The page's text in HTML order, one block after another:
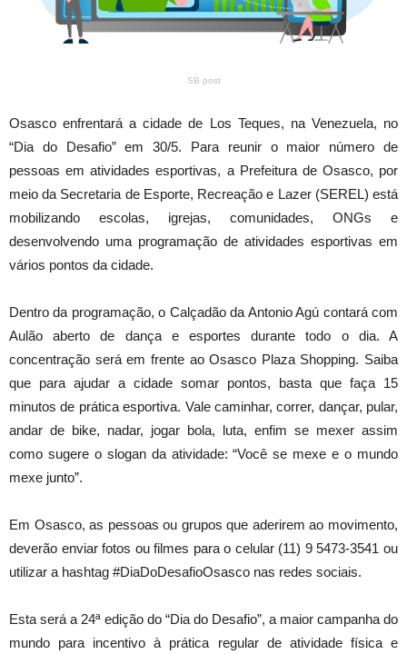
SB post
Osasco enfrentará a cidade de Los Teques, na Venezuela, no
“Dia do Desafio” em 30/5. Para reunir o maior número de
pessoas em atividades esportivas, a Prefeitura de Osasco, por
meio da Secretaria de Esporte, Recreação e Lazer (SEREL) está
mobilizando escolas, igrejas, comunidades, ONGs e
desenvolvendo uma programação de atividades esportivas em
vários pontos da cidade.
Dentro da programação, o Calçadão da Antonio Agú contará com
Aulão aberto de dança e esportes durante todo o dia. A
concentração será em frente ao Osasco Plaza Shopping. Saiba
que para ajudar a cidade somar pontos, basta que faça 15
minutos de prática esportiva. Vale caminhar, correr, dançar, pular,
andar de bike, nadar, jogar bola, luta, enfim se mexer assim
como sugere o slogan da atividade: “Você se mexe e o mundo
mexe junto”.
Em Osasco, as pessoas ou grupos que aderirem ao movimento,
deverão enviar fotos ou filmes para o celular (11) 9 5473-3541 ou
utilizar a hashtag #DiaDoDesafioOsasco nas redes sociais.
Esta será a 24ª edição do “Dia do Desafio”, a maior campanha do
mundo para incentivo à prática regular de atividade física e